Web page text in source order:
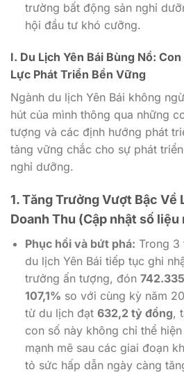
trường bất động sản nghỉ
hội đầu tư khó cưỡng.
I. Du Lịch Yên Bái Bùng Nổ:
Lực Phát Triển Bền Vững
Ngành du lịch Yên Bái không
hút của mình thông qua những
tượng và các định hướng phát
tảng vững chắc cho sự phát
nghỉ dưỡng.
1. Tăng Trưởng Vượt Bậc Về
Doanh Thu (Cập nhật số liệu
Phục hồi và bứt phá: Trong 3
du lịch Yên Bái tiếp tục ghi
trưởng ấn tượng, đón
107,1% so với cùng kỳ năm
từ du lịch đạt 632,2 tỷ đồng,
con số này không chỉ thể
mạnh mẽ sau các giai đoạn
tỏ sức hấp dẫn ngày càng